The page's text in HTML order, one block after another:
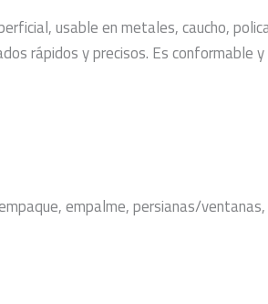
usable en metales, caucho,
rápidos y precisos. Es conformable
empalme, persianas/